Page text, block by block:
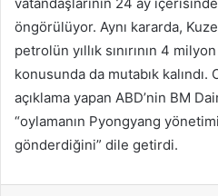
öngörülüyor. Aynı kararda,
petrolün yıllık sınırının 4
konusunda da mutabık kalındı.
açıklama yapan ABD’nin BM
“oylamanın Pyongyang
gönderdiğini” dile getirdi.